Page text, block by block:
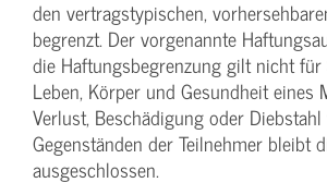
den vertragstypischen,
begrenzt. Der vorgenannte
die Haftungs­begrenzung gilt nicht für
Leben, Körper und Gesundheit eines
Verlust, Beschädigung oder
Gegenständen der Teilnehmer bleibt
ausgeschlossen.